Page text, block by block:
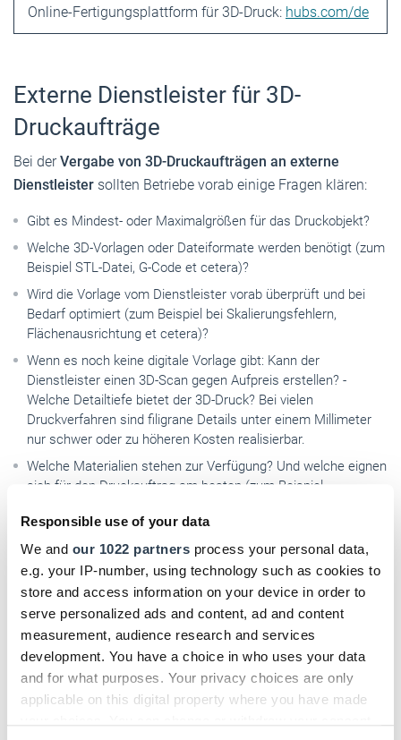
Responsible use of your data
We and our 1022 partners process your personal data,
e.g. your IP-number, using technology such as cookies to
store and access information on your device in order to
serve personalized ads and content, ad and content
measurement, audience research and services
development. You have a choice in who uses your data
and for what purposes. Your privacy choices are only
applicable on this digital property where you have made
Online-Fertigungsplattform für 3D-Druck: hubs.com/de
Externe Dienstleister für 3D-
Druckaufträge
Bei derVergabe von 3D-Druckaufträgen an externe
Dienstleister sollten Betriebe vorab einige Fragen klären:
Gibt es Mindest- oder Maximalgrößen für das Druckobjekt?
Welche 3D-Vorlagen oder Dateiformate werden benötigt (zum
Beispiel STL-Datei, G-Code et cetera)?
Wird die Vorlage vom Dienstleister vorab überprüft und bei
Bedarf optimiert (zum Beispiel bei Skalierungsfehlern,
Flächenausrichtung et cetera)?
Wenn es noch keine digitale Vorlage gibt: Kann der
Dienstleister einen 3D-Scan gegen Aufpreis erstellen? -
Welche Detailtiefe bietet der 3D-Druck? Bei vielen
Druckverfahren sind filigrane Details unter einem Millimeter
nur schwer oder zu höheren Kosten realisierbar.
Welche Materialien stehen zur Verfügung? Und welche eignen
sich für den Druckauftrag am besten (zum Beispiel
Keramik, Silikon, Metall et cetera)?
Gibt es Muster der eingesetzten Materialien oder konkrete
Druck-Beispiele?
Ist ein Material-Mix möglich?
Sind einzelne Materialien unter Umständen
gesundheitsschädlich?
Sind mehrfarbige Druckergebnisse möglich?
Sind die 3D-Druckergebnisse nur als Prototyp oder auch im